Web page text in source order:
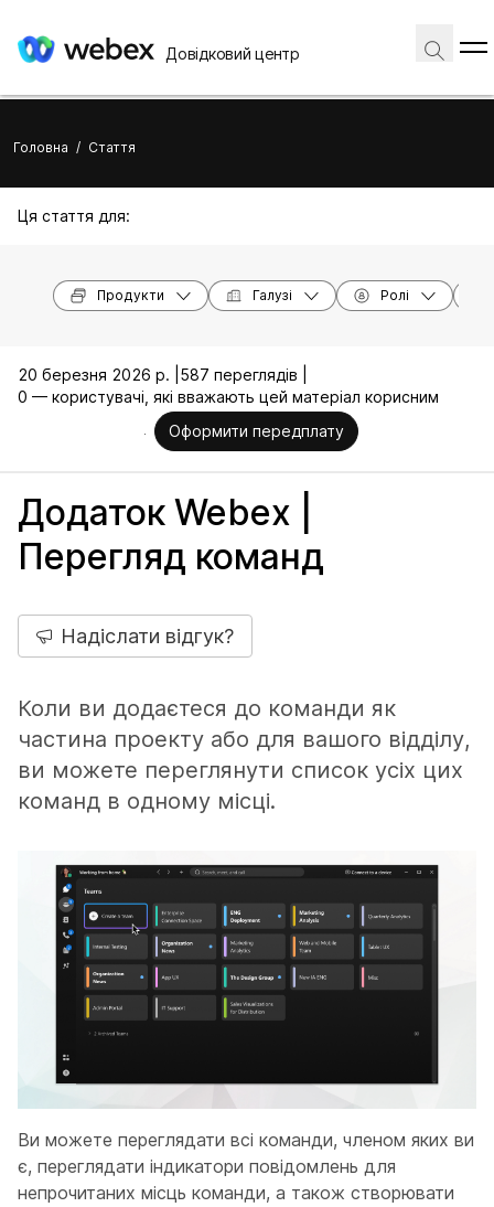
Довідковий центр
Головна / Стаття
Ця стаття для:
Продукти Галузі Ролі
20 березня 2026 р. | 587 переглядів |
0 — користувачі, які вважають цей матеріал корисним
Оформити передплату
Додаток Webex |
Перегляд команд
Надіслати відгук?
Коли ви додаєтеся до команди як
частина проекту або для вашого відділу,
ви можете переглянути список усіх цих
команд в одному місці.
Ви можете переглядати всі команди, членом яких ви
є, переглядати індикатори повідомлень для
непрочитаних місць команди, а також створювати